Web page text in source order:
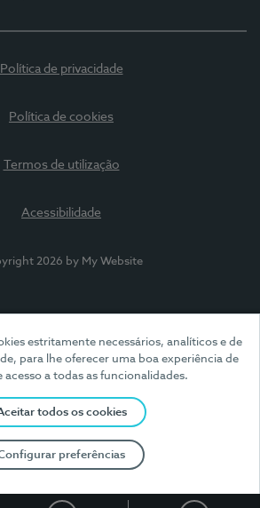
estritamente necessários, analíticos e de
para lhe oferecer uma boa experiência de
acesso a todas as funcionalidades.
todos os cookies
preferências
Política de privacidade
Política de cookies
Termos de utilização
Acessibilidade
2026 by My Website